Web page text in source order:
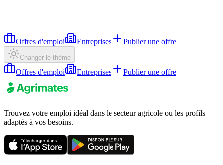
Offres d'emploi Entreprises Publier une offre
Changer le thème
Offres d'emploi Entreprises Publier une offre
Trouvez votre emploi idéal dans le secteur agricole ou les profils
adaptés à vos besoins.